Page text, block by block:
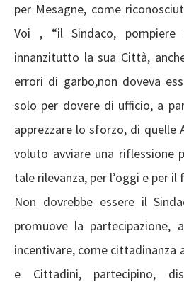
per Mesagne, come
Voi , “il Sindaco, pompiere
innanzitutto la sua Città,
errori di garbo,non doveva
solo per dovere di ufficio, a
apprezzare lo sforzo, di quelle
voluto avviare una riflessione
tale rilevanza, per l’oggi e per il
Non dovrebbe essere il
promuove la partecipazione,
incentivare, come cittadinanza
e Cittadini, partecipino,